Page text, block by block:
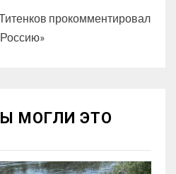
прокомментировал
МОГЛИ ЭТО